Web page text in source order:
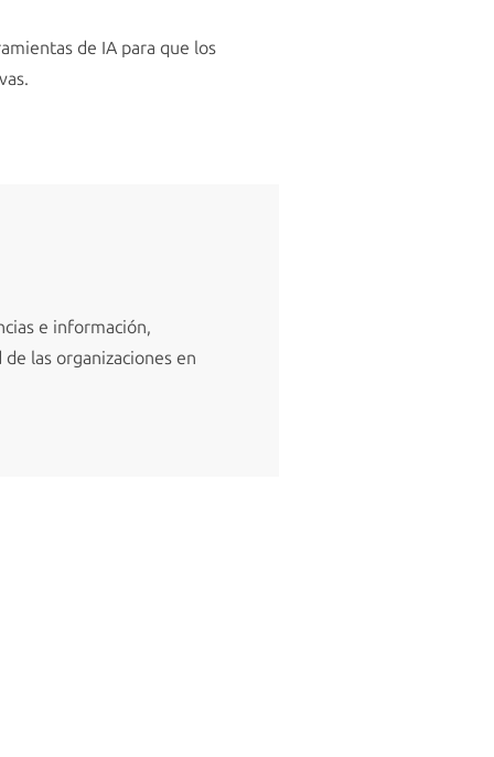
de IA para que los
e información,
las organizaciones en